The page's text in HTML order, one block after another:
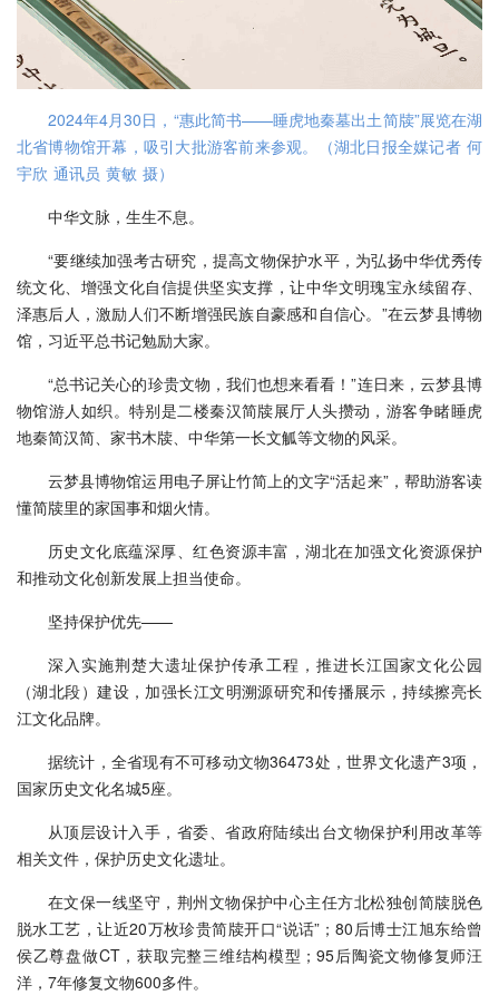
2024年4月30日，“惠此简书——睡虎地秦墓出土简牍”展览在湖
北省博物馆开幕，吸引大批游客前来参观。（湖北日报全媒记者 何
宇欣 通讯员 黄敏 摄）
中华文脉，生生不息。
“要继续加强考古研究，提高文物保护水平，为弘扬中华优秀传
统文化、增强文化自信提供坚实支撑，让中华文明瑰宝永续留存、
泽惠后人，激励人们不断增强民族自豪感和自信心。”在云梦县博物
馆，习近平总书记勉励大家。
“总书记关心的珍贵文物，我们也想来看看！”连日来，云梦县博
物馆游人如织。特别是二楼秦汉简牍展厅人头攒动，游客争睹睡虎
地秦简汉简、家书木牍、中华第一长文觚等文物的风采。
云梦县博物馆运用电子屏让竹简上的文字“活起来”，帮助游客读
懂简牍里的家国事和烟火情。
历史文化底蕴深厚、红色资源丰富，湖北在加强文化资源保护
和推动文化创新发展上担当使命。
坚持保护优先——
深入实施荆楚大遗址保护传承工程，推进长江国家文化公园
（湖北段）建设，加强长江文明溯源研究和传播展示，持续擦亮长
江文化品牌。
据统计，全省现有不可移动文物36473处，世界文化遗产3项，
国家历史文化名城5座。
从顶层设计入手，省委、省政府陆续出台文物保护利用改革等
相关文件，保护历史文化遗址。
在文保一线坚守，荆州文物保护中心主任方北松独创简牍脱色
脱水工艺，让近20万枚珍贵简牍开口“说话”；80后博士江旭东给曾
侯乙尊盘做CT，获取完整三维结构模型；95后陶瓷文物修复师汪
洋，7年修复文物600多件。